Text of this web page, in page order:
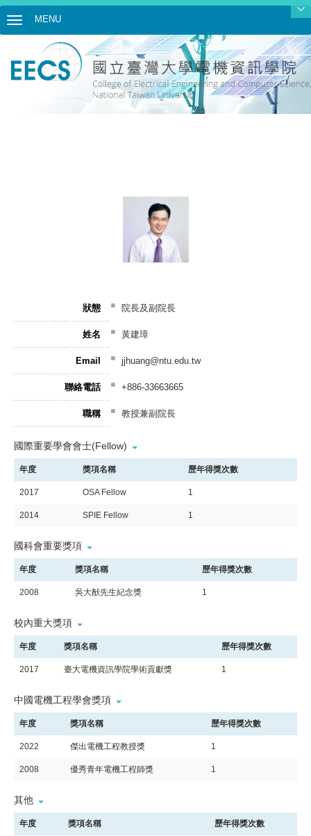
MENU
狀態 院長及副院長
姓名 黃建璋
Email jjhuang@ntu.edu.tw
聯絡電話 +886-33663665
職稱 教授兼副院長
國際重要學會會士(Fellow)
年度 獎項名稱 歷年得獎次數
2017 OSA Fellow 1
2014 SPIE Fellow 1
國科會重要獎項
年度 獎項名稱 歷年得獎次數
2008 吳大猷先生紀念獎 1
校內重大獎項
年度 獎項名稱 歷年得獎次數
2017 臺大電機資訊學院學術貢獻獎 1
中國電機工程學會獎項
年度 獎項名稱 歷年得獎次數
2022 傑出電機工程教授獎 1
2008 優秀青年電機工程師獎 1
其他
年度 獎項名稱 歷年得獎次數